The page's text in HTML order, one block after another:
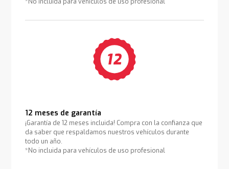
*No incluida para vehículos de uso profesional
12 meses de garantía
¡Garantía de 12 meses incluida! Compra con la confianza que
da saber que respaldamos nuestros vehículos durante
todo un año.
*No incluida para vehículos de uso profesional